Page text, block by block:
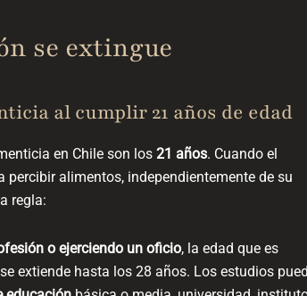
se extingue
al cumplir 21 años de edad
en Chile son los 21 años. Cuando el
percibir alimentos, independientemente de su
regla:
o ejerciendo un oficio, la edad que es
extiende hasta los 28 años. Los estudios